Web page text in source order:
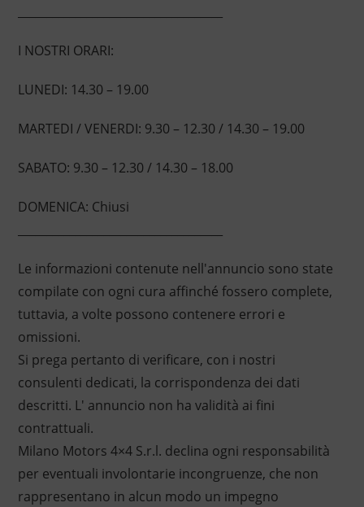
I NOSTRI ORARI:
LUNEDI: 14.30 – 19.00
MARTEDI / VENERDI: 9.30 – 12.30 / 14.30 – 19.00
SABATO: 9.30 – 12.30 / 14.30 – 18.00
DOMENICA: Chiusi
Le informazioni contenute nell'annuncio sono state
compilate con ogni cura affinché fossero complete,
tuttavia, a volte possono contenere errori e
omissioni.
Si prega pertanto di verificare, con i nostri
consulenti dedicati, la corrispondenza dei dati
descritti. L' annuncio non ha validità ai fini
contrattuali.
Milano Motors 4×4 S.r.l. declina ogni responsabilità
per eventuali involontarie incongruenze, che non
rappresentano in alcun modo un impegno